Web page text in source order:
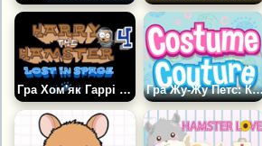
Гра Хом'як Гаррі 4: Загублений у Космосі Гра Жу-Жу Петс: Костюм